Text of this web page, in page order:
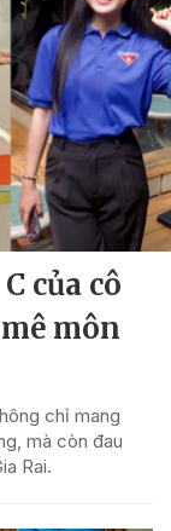
của cô
môn
chỉ mang
mà còn đau
Rai.